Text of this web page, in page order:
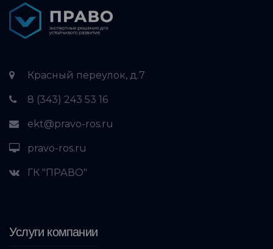
Красный переулок, д.7
8 (343) 243 53 16
ekt@pravo-ros.ru
pravo-ros.ru
ГК "ПРАВО"
Услуги компании